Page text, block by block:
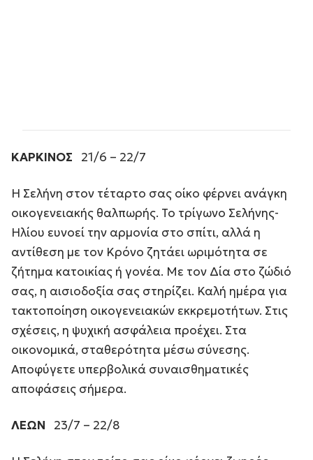
ΚΑΡΚΙΝΟΣ 21/6 – 22/7
Η Σελήνη στον τέταρτο σας οίκο φέρνει ανάγκη
οικογενειακής θαλπωρής. Το τρίγωνο Σελήνης-
Ηλίου ευνοεί την αρμονία στο σπίτι, αλλά η
αντίθεση με τον Κρόνο ζητάει ωριμότητα σε
ζήτημα κατοικίας ή γονέα. Με τον Δία στο ζώδιό
σας, η αισιοδοξία σας στηρίζει. Καλή ημέρα για
τακτοποίηση οικογενειακών εκκρεμοτήτων. Στις
σχέσεις, η ψυχική ασφάλεια προέχει. Στα
οικονομικά, σταθερότητα μέσω σύνεσης.
Αποφύγετε υπερβολικά συναισθηματικές
αποφάσεις σήμερα.
ΛΕΩΝ 23/7 – 22/8